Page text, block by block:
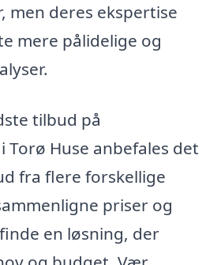
men deres ekspertise
mere pålidelige og
tilbud på
Huse anbefales det
fra flere forskellige
priser og
en løsning, der